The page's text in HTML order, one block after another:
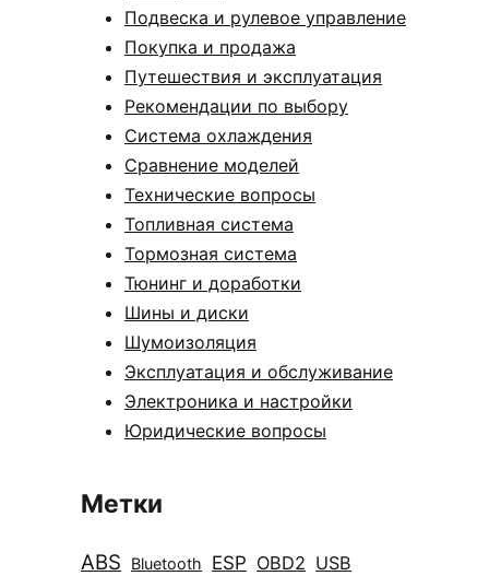
Подвеска и рулевое управление
Покупка и продажа
Путешествия и эксплуатация
Рекомендации по выбору
Система охлаждения
Сравнение моделей
Технические вопросы
Топливная система
Тормозная система
Тюнинг и доработки
Шины и диски
Шумоизоляция
Эксплуатация и обслуживание
Электроника и настройки
Юридические вопросы
Метки
ABS Bluetooth ESP OBD2 USB